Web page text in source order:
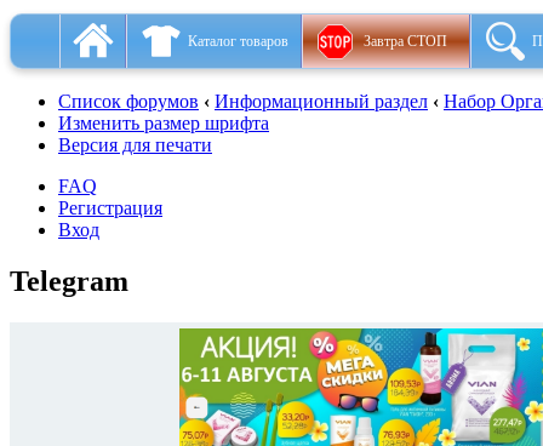
Каталог товаров Завтра СТОП
Список форумов ‹ Информационный раздел ‹ Набор
Изменить размер шрифта
Версия для печати
FAQ
Регистрация
Вход
Telegram